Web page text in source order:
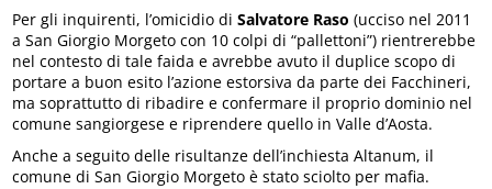
Per gli inquirenti, l’omicidio diSalvatore Raso (ucciso nel 2011
a San Giorgio Morgeto con 10 colpi di “pallettoni”) rientrerebbe
nel contesto di tale faida e avrebbe avuto il duplice scopo di
portare a buon esito l’azione estorsiva da parte dei Facchineri,
ma soprattutto di ribadire e confermare il proprio dominio nel
comune sangiorgese e riprendere quello in Valle d’Aosta.
Anche a seguito delle risultanze dell’inchiesta Altanum, il
comune di San Giorgio Morgeto è stato sciolto per mafia.